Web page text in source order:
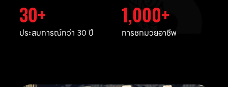
30
ประสบการณ์กว่า 30 ปี
1,000
การชกมวยอาชีพ